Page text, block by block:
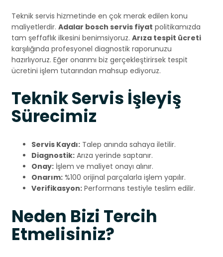
Teknik servis hizmetinde en çok merak edilen konu
maliyetlerdir. Adalar bosch servis fiyat politikamızda
tam şeffaflık ilkesini benimsiyoruz. Arıza tespit ücreti
karşılığında profesyonel diagnostik raporunuzu
hazırlıyoruz. Eğer onarımı biz gerçekleştirirsek tespit
ücretini işlem tutarından mahsup ediyoruz.
Teknik Servis İşleyiş
Sürecimiz
Servis Kaydı: Talep anında sahaya iletilir.
Diagnostik: Arıza yerinde saptanır.
Onay: İşlem ve maliyet onayı alınır.
Onarım: %100 orijinal parçalarla işlem yapılır.
Verifikasyon: Performans testiyle teslim edilir.
Neden Bizi Tercih
Etmelisiniz?